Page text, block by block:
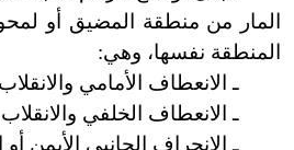
المار من منطقة المضيق أو
المنطقة نفسها، وهي:
ـ الانعطاف الأمامي
ـ الانعطاف الخلفي
ـ الانحراف الجانبي الأيمن أو